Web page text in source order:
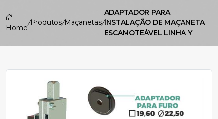
Home
/Produtos/Maçanetas/
ADAPTADOR PARA
INSTALAÇÃO DE MAÇANETA
ESCAMOTEÁVEL LINHA Y